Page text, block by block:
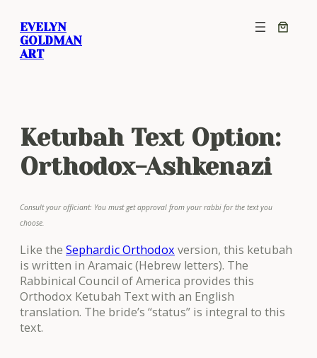
content
EVELYN
GOLDMAN
ART
Ketubah Text Option:
Orthodox-Ashkenazi
Consult your officiant: You must get approval from your rabbi for the text you
choose.
Like the Sephardic Orthodox version, this ketubah
is written in Aramaic (Hebrew letters). The
Rabbinical Council of America provides this
Orthodox Ketubah Text with an English
translation. The bride’s “status” is integral to this
text.